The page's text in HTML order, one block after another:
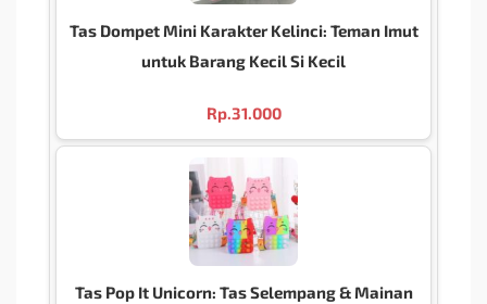
Tas Dompet Mini Karakter Kelinci: Teman Imut
untuk Barang Kecil Si Kecil
Rp.31.000
Tas Pop It Unicorn: Tas Selempang & Mainan